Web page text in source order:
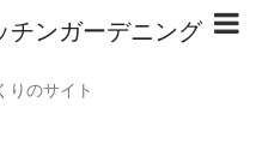
チンガーデニング
りのサイト